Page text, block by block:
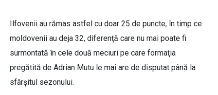
Ilfovenii au rămas astfel cu doar 25 de puncte, în timp ce
moldovenii au deja 32, diferenţă care nu mai poate fi
surmontată în cele două meciuri pe care formaţia
pregătită de Adrian Mutu le mai are de disputat până la
sfârşitul sezonului.